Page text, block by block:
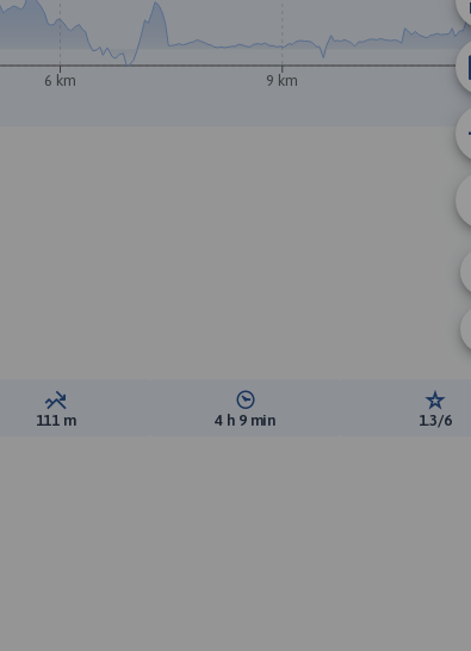
6 km 9 km
Suma spadków:
111 m Średni czas potrzebny na
4 h 9 min 1.3/6